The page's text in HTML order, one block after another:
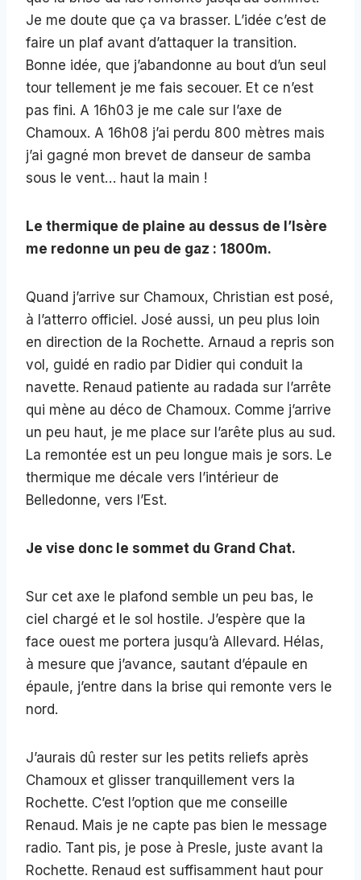
Je me doute que ça va brasser. L’idée c’est de
faire un plaf avant d’attaquer la transition.
Bonne idée, que j’abandonne au bout d’un seul
tour tellement je me fais secouer. Et ce n’est
pas fini. A 16h03 je me cale sur l’axe de
Chamoux. A 16h08 j’ai perdu 800 mètres mais
j’ai gagné mon brevet de danseur de samba
sous le vent… haut la main !
Le thermique de plaine au dessus de l’Isère
me redonne un peu de gaz : 1800m.
Quand j’arrive sur Chamoux, Christian est posé,
à l’atterro officiel. José aussi, un peu plus loin
en direction de la Rochette. Arnaud a repris son
vol, guidé en radio par Didier qui conduit la
navette. Renaud patiente au radada sur l’arrête
qui mène au déco de Chamoux. Comme j’arrive
un peu haut, je me place sur l’arête plus au sud.
La remontée est un peu longue mais je sors. Le
thermique me décale vers l’intérieur de
Belledonne, vers l’Est.
Je vise donc le sommet du Grand Chat.
Sur cet axe le plafond semble un peu bas, le
ciel chargé et le sol hostile. J’espère que la
face ouest me portera jusqu’à Allevard. Hélas,
à mesure que j’avance, sautant d’épaule en
épaule, j’entre dans la brise qui remonte vers le
nord.
J’aurais dû rester sur les petits reliefs après
Chamoux et glisser tranquillement vers la
Rochette. C’est l’option que me conseille
Renaud. Mais je ne capte pas bien le message
radio. Tant pis, je pose à Presle, juste avant la
Rochette. Renaud est suffisamment haut pour